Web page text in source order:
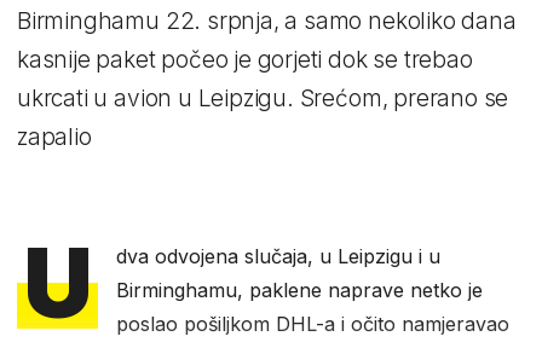
Birminghamu 22. srpnja, a samo nekoliko dana
kasnije paket počeo je gorjeti dok se trebao
ukrcati u avion u Leipzigu. Srećom, prerano se
zapalio
U
dva odvojena slučaja, u Leipzigu i u
Birminghamu, paklene naprave netko je
poslao pošiljkom DHL-a i očito namjeravao